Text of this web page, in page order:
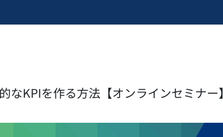
なKPIを作る方法【オンラインセミナー】